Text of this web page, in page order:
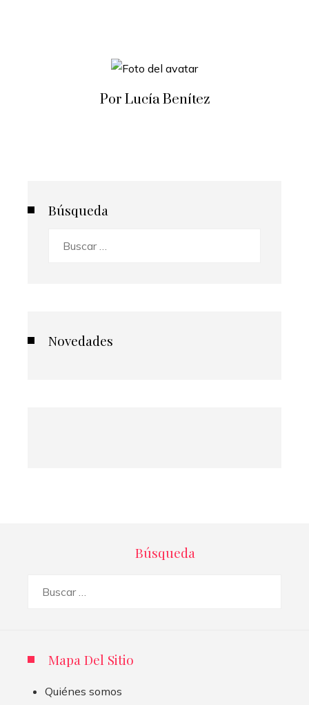
Por Lucía Benítez
Búsqueda
Novedades
Búsqueda
Mapa Del Sitio
Quiénes somos